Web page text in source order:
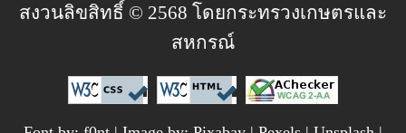
สงวนลิขสิทธิ์ © 2568 โดยกระทรวงเกษตรและ
สหกรณ์